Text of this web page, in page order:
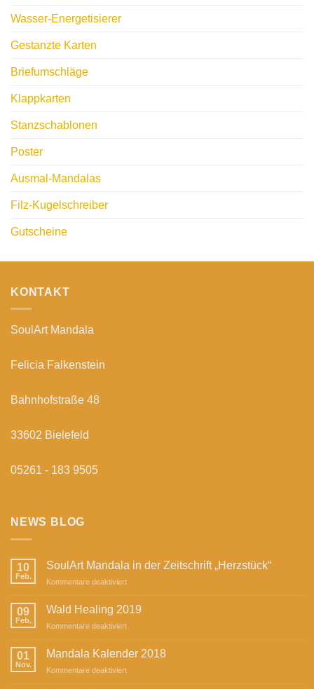
Wasser-Energetisierer
Gestanzte Karten
Briefumschläge
Klappkarten
Stanzschablonen
Poster
Ausmal-Mandalas
Filz-Kugelschreiber
Gutscheine
KONTAKT
SoulArt Mandala
Felicia Falkenstein
Bahnhofstraße 48
33602 Bielefeld
05261 - 183 9505
NEWS BLOG
10
Feb.
SoulArt Mandala in der Zeitschrift „Herzstück“
Kommentare deaktiviertfür
Mandala
der
„Herzstück“
09
Feb.
Wald Healing 2019
Kommentare deaktiviertfür
Healing
01
Nov.
Mandala Kalender 2018
Kommentare deaktiviertfür